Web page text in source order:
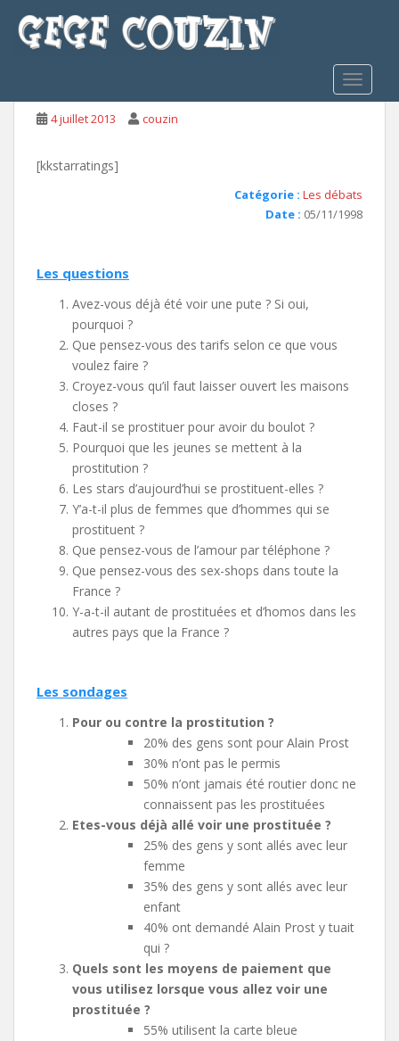
4 juillet 2013 couzin
[kkstarratings]
Catégorie : Les débats
Date : 05/11/1998
Les questions
Avez-vous déjà été voir une pute ? Si oui,
pourquoi ?
Que pensez-vous des tarifs selon ce que vous
voulez faire ?
Croyez-vous qu’il faut laisser ouvert les maisons
closes ?
Faut-il se prostituer pour avoir du boulot ?
Pourquoi que les jeunes se mettent à la
prostitution ?
Les stars d’aujourd’hui se prostituent-elles ?
Y’a-t-il plus de femmes que d’hommes qui se
prostituent ?
Que pensez-vous de l’amour par téléphone ?
Que pensez-vous des sex-shops dans toute la
France ?
Y-a-t-il autant de prostituées et d’homos dans les
autres pays que la France ?
Les sondages
Pour ou contre la prostitution ?
20% des gens sont pour Alain Prost
30% n’ont pas le permis
50% n’ont jamais été routier donc ne
connaissent pas les prostituées
Etes-vous déjà allé voir une prostituée ?
25% des gens y sont allés avec leur
femme
35% des gens y sont allés avec leur
enfant
40% ont demandé Alain Prost y tuait
qui ?
Quels sont les moyens de paiement que
vous utilisez lorsque vous allez voir une
prostituée ?
55% utilisent la carte bleue